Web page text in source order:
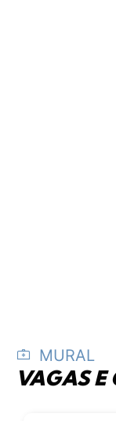
MURAL
VAGAS